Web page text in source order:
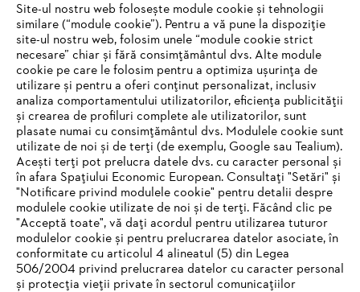
#STIHL
STIHL Romania
Informaţii Utile
Site-ul nostru web folosește module cookie și tehnologii
similare (“module cookie”). Pentru a vă pune la dispoziție
site-ul nostru web, folosim unele “module cookie strict
necesare” chiar și fără consimțământul dvs. Alte module
cookie pe care le folosim pentru a optimiza ușurința de
utilizare și pentru a oferi conținut personalizat, inclusiv
analiza comportamentului utilizatorilor, eficiența publicității
și crearea de profiluri complete ale utilizatorilor, sunt
plasate numai cu consimțământul dvs. Modulele cookie sunt
utilizate de noi și de terți (de exemplu, Google sau Tealium).
Acești terți pot prelucra datele dvs. cu caracter personal și
în afara Spațiului Economic European. Consultați "Setări" și
"Notificare privind modulele cookie" pentru detalii despre
modulele cookie utilizate de noi și de terți. Făcând clic pe
"Acceptă toate", vă dați acordul pentru utilizarea tuturor
modulelor cookie și pentru prelucrarea datelor asociate, în
conformitate cu articolul 4 alineatul (5) din Legea
506/2004 privind prelucrarea datelor cu caracter personal
și protecția vieții private în sectorul comunicațiilor